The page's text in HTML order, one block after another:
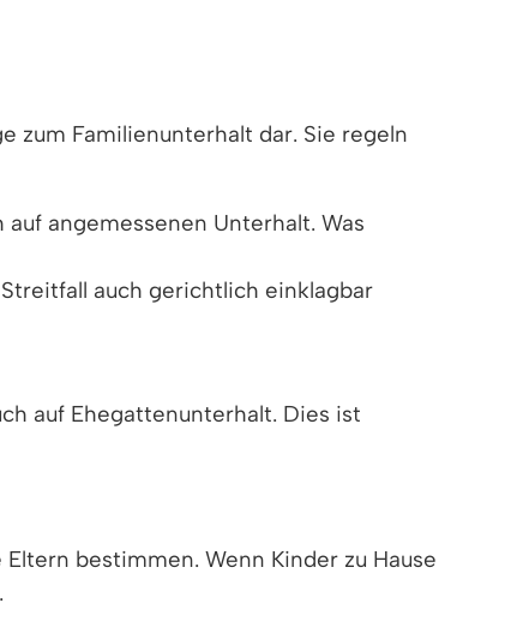
zum Familienunterhalt dar. Sie regeln
angemessenen Unterhalt. Was
auch gerichtlich einklagbar
auf Ehegattenunterhalt. Dies ist
bestimmen. Wenn Kinder zu Hause